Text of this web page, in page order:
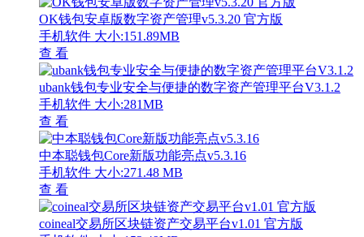
OK钱包安卓版数字资产管理v5.3.20 官方版
手机软件 大小:151.89MB
查 看
ubank钱包专业安全与便捷的数字资产管理平台V3.1.2
手机软件 大小:281MB
查 看
中本聪钱包Core新版功能亮点v5.3.16
手机软件 大小:271.48 MB
查 看
coineal交易所区块链资产交易平台v1.01 官方版